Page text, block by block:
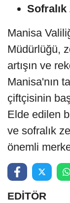
Manisa
Müdürlüğü,
artışın ve
Manisa'nın
çiftçisinin
Elde edilen
ve sofralık
önemli
EDİTÖR